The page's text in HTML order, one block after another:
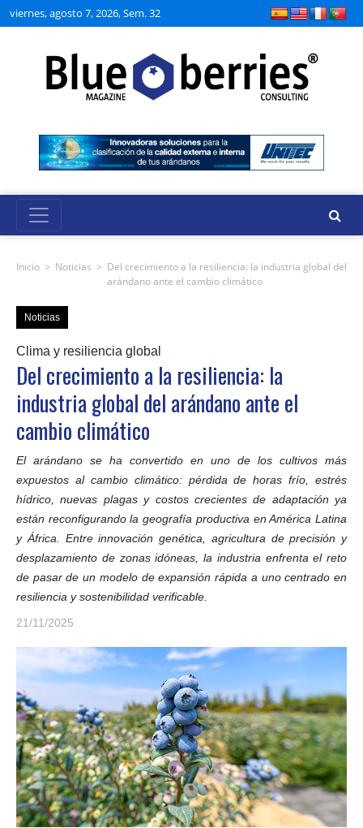
viernes, agosto 7, 2026, Sem. 32
Inicio > Noticias > Del crecimiento a la resiliencia: la industria global del
arándano ante el cambio climático
Noticias
Clima y resiliencia global
Del crecimiento a la resiliencia: la
industria global del arándano ante el
cambio climático
El arándano se ha convertido en uno de los cultivos más
expuestos al cambio climático: pérdida de horas frío, estrés
hídrico, nuevas plagas y costos crecientes de adaptación ya
están reconfigurando la geografía productiva en América Latina
y África. Entre innovación genética, agricultura de precisión y
desplazamiento de zonas idóneas, la industria enfrenta el reto
de pasar de un modelo de expansión rápida a uno centrado en
resiliencia y sostenibilidad verificable.
21/11/2025